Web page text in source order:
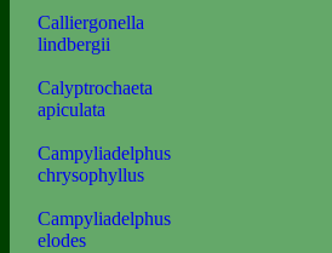
Calliergonella
lindbergii
Calyptrochaeta
apiculata
Campyliadelphus
chrysophyllus
Campyliadelphus
elodes